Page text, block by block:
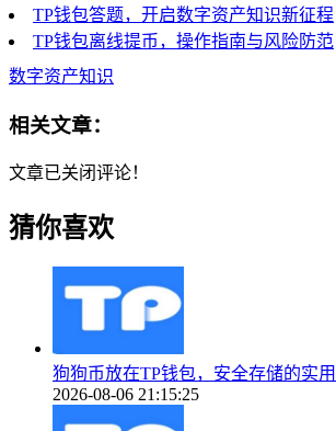
TP钱包答题，开启数字资产知识新征程
TP钱包离线提币，操作指南与风险防范
数字资产知识
相关文章：
文章已关闭评论！
猜你喜欢
狗狗币放在TP钱包，安全存储的实
2026-08-06 21:15:25